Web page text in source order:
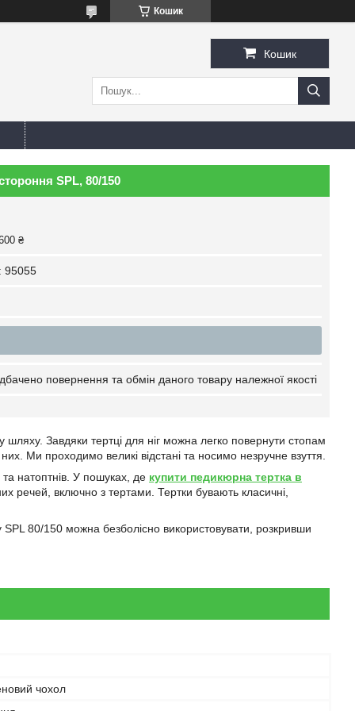
Кошик
Кошик
SPL, 80/150
₴
95055
повернення та обмін даного товару належної якості
Завдяки тертці для ніг можна легко повернути стопам
Ми проходимо великі відстані та носимо незручне взуття.
натоптнів. У пошуках, де купити педикюрна тертка в
речей, включно з тертами. Тертки бувають класичні,
80/150 можна безболісно використовувати, розкривши
чохол